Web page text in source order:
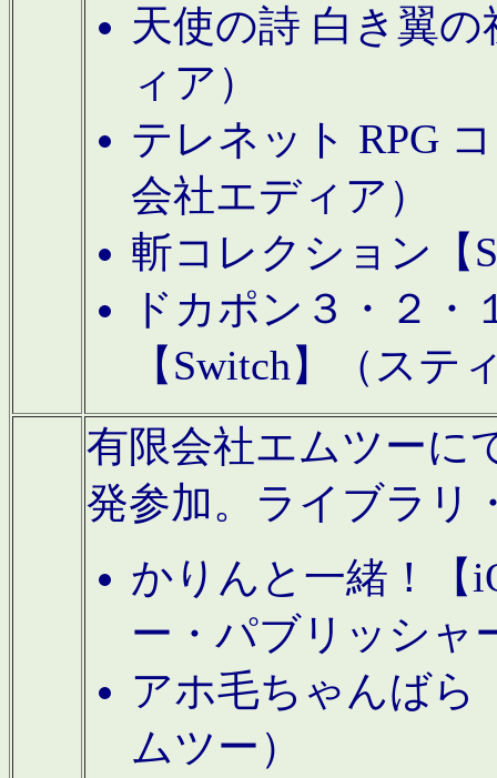
天使の詩 白き翼
ィア）
テレネット RPG
会社エディア）
斬コレクション【
ドカポン３・２
【Switch】（ステ
有限会社エムツーに
発参加。ライブラリ
かりんと一緒！【
ー・パブリッシャ
アホ毛ちゃんばら
ムツー）